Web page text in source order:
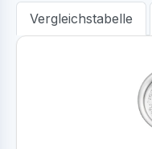
Vergleichstabelle